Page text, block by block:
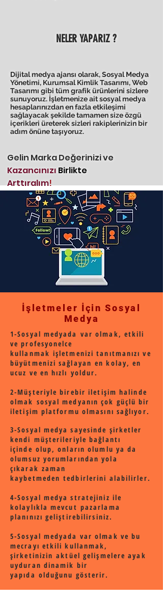
NELER YAPARIZ ?
Dijital medya ajansı olarak, Sosyal Medya
Yönetimi, Kurumsal Kimlik Tasarımı, Web
Tasarımı gibi tüm grafik ürünlerini sizlere
sunuyoruz. İşletmenize ait sosyal medya
hesaplarınızdan en fazla etkileşimi
sağlayacak şekilde tamamen size özgü
içerikleri üreterek sizleri rakiplerinizin bir
adım önüne taşıyoruz.
Gelin Marka Değerinizi ve
Kazancınızı Birlikte
Arttıralım!
İşletmeler İçin Sosyal
Medya
1-Sosyal medyada var olmak, etkili
ve profesyonelce
kullanmak işletmenizi tanıtmanızı ve
büyütmenizi sağlayan en kolay, en
ucuz ve en hızlı yoldur.
2-Müşteriyle birebir iletişim halinde
olmak sosyal medyanın çok güçlü bir
iletişim platformu olmasını sağlıyor.
3-Sosyal medya sayesinde şirketler
kendi müşterileriyle bağlantı
içinde olup, onların olumlu ya da
olumsuz yorumlarından yola
çıkarak zaman
kaybetmeden tedbirlerini alabilirler.
4-Sosyal medya stratejiniz ile
kolaylıkla mevcut pazarlama
planınızı geliştirebilirsiniz.
5-Sosyal medyada var olmak ve bu
mecrayı etkili kullanmak,
şirketinizin aktüel gelişmelere ayak
uyduran dinamik bir
yapıda olduğunu gösterir.